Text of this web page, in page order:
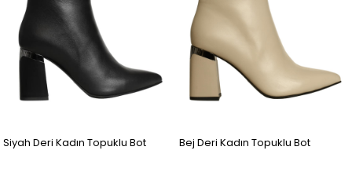
Siyah Deri Kadın Topuklu Bot Bej Deri Kadın Topuklu Bot